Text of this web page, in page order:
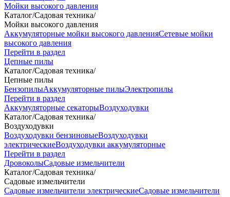
Мойки высокого давления
Каталог/Садовая техника/
Мойки высокого давления
Аккумуляторные мойки высокого давленияСетевые мойки
высокого давления
Перейти в раздел
Цепные пилы
Каталог/Садовая техника/
Цепные пилы
БензопилыАккумуляторные пилыЭлектропилы
Перейти в раздел
Аккумуляторные секаторыВоздуходувки
Каталог/Садовая техника/
Воздуходувки
Воздуходувки бензиновыеВоздуходувки
электрическиеВоздуходувки аккумуляторные
Перейти в раздел
ДровоколыСадовые измельчители
Каталог/Садовая техника/
Садовые измельчители
Садовые измельчители электрическиеСадовые измельчители